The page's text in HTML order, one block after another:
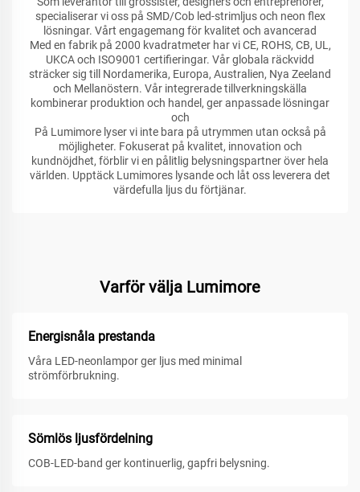
specialiserar vi oss på SMD/Cob led-strimljus och neon flex
lösningar. Vårt engagemang för kvalitet och avancerad
Med en fabrik på 2000 kvadratmeter har vi CE, ROHS, CB, UL,
UKCA och ISO9001 certifieringar. Vår globala räckvidd
sträcker sig till Nordamerika, Europa, Australien, Nya Zeeland
och Mellanöstern. Vår integrerade tillverkningskälla
kombinerar produktion och handel, ger anpassade lösningar
och
På Lumimore lyser vi inte bara på utrymmen utan också på
möjligheter. Fokuserat på kvalitet, innovation och
kundnöjdhet, förblir vi en pålitlig belysningspartner över hela
världen. Upptäck Lumimores lysande och låt oss leverera det
värdefulla ljus du förtjänar.
Varför välja Lumimore
Energisnåla prestanda
Våra LED-neonlampor ger ljus med minimal
strömförbrukning.
Sömlös ljusfördelning
COB-LED-band ger kontinuerlig, gapfri belysning.